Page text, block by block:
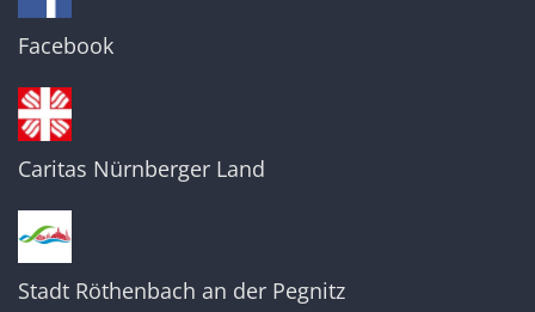
Facebook
Caritas Nürnberger Land
Stadt Röthenbach an der Pegnitz